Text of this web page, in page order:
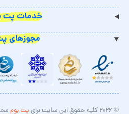
خدمات پت
مجوزهای
© ۲۰۲۶ کلیه حقوق این سایت برای پت بوم